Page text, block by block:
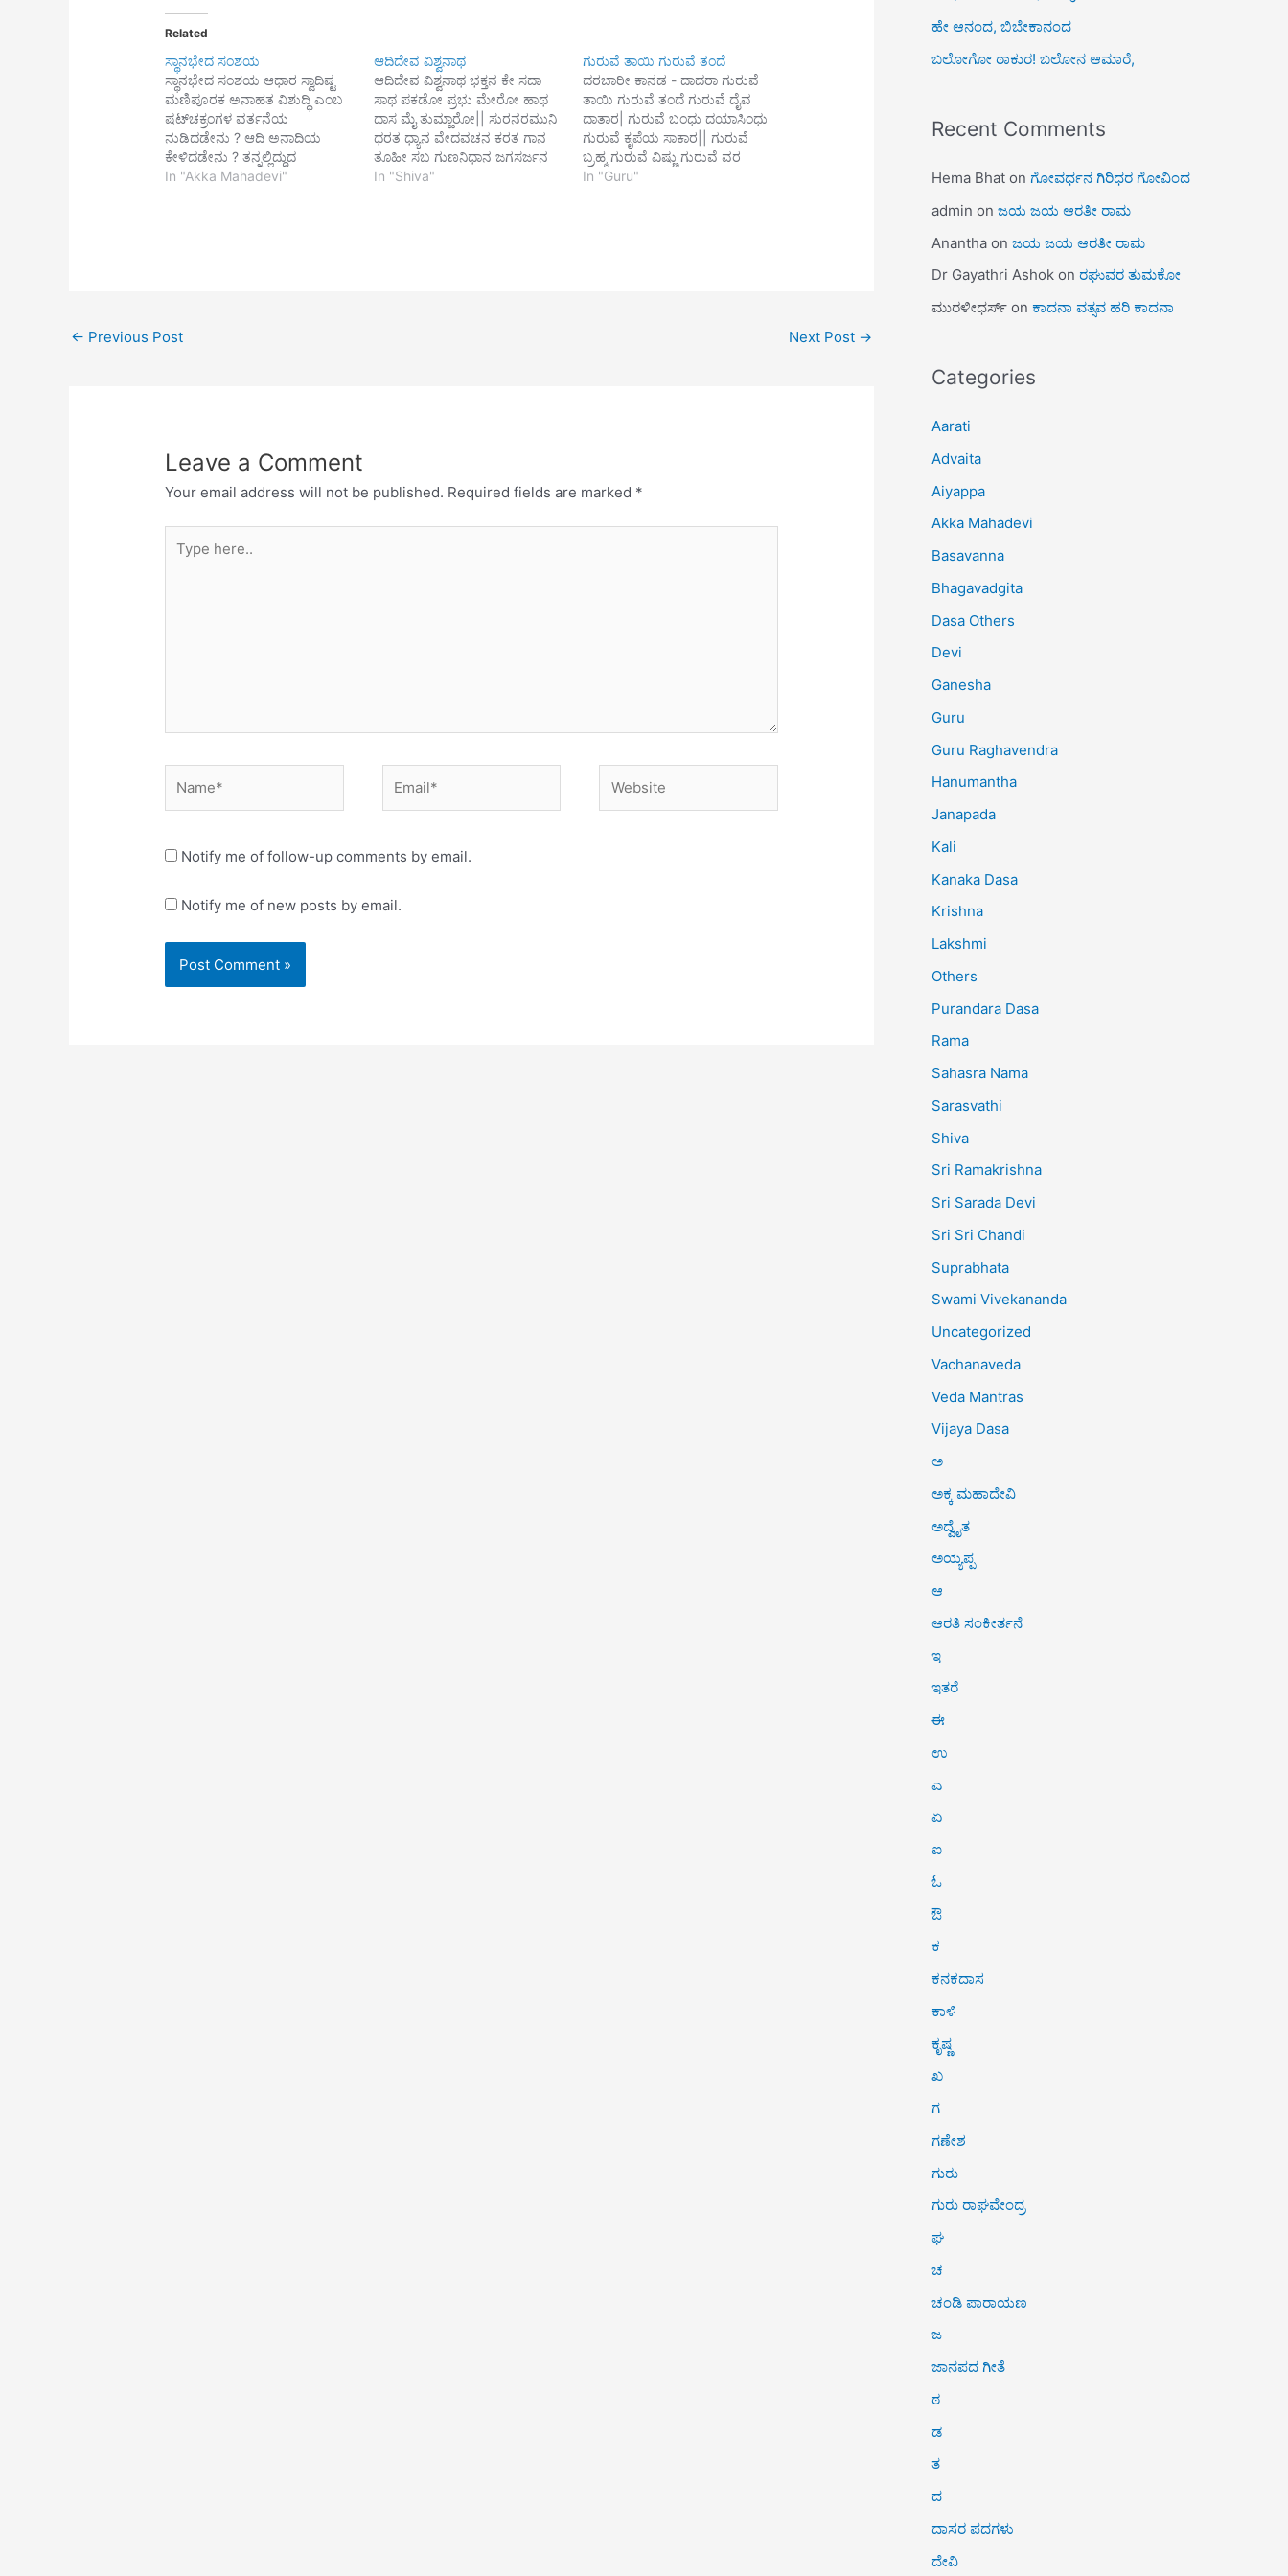
Related
ಸ್ಥಾನಭೇದ ಸಂಶಯ
ಸ್ಥಾನಭೇದ ಸಂಶಯ ಆಧಾರ ಸ್ವಾದಿಷ್ಟ
ಮಣಿಪೂರಕ ಅನಾಹತ ವಿಶುದ್ಧಿ ಎಂಬ
ಷಟ್‍ಚಕ್ರಂಗಳ ವರ್ತನೆಯ
ನುಡಿದಡೇನು ? ಆದಿ ಅನಾದಿಯ
ಕೇಳಿದಡೇನು ? ತನ್ನಲ್ಲಿದ್ದುದ
ತಾನರಿಯದನ್ನಕ್ಕ ಉನ್ಮನಿಯ ರಭಸದ
In "Akka Mahadevi"
ಆದಿದೇವ ವಿಶ್ವನಾಥ
ಆದಿದೇವ ವಿಶ್ವನಾಥ ಭಕ್ತನ ಕೇ ಸದಾ
ಸಾಥ ಪಕಡೋ ಪ್ರಭು ಮೇರೋ ಹಾಥ
ದಾಸ ಮೈ ತುಮ್ಹಾರೋ|| ಸುರನರಮುನಿ
ಧರತ ಧ್ಯಾನ ವೇದವಚನ ಕರತ ಗಾನ
ತೂಹೀ ಸಬ ಗುಣನಿಧಾನ ಜಗಸರ್ಜನ
ಹಾರೋ || ಪಾಪಹರಣ ತೇರೋ ನಾಮ
In "Shiva"
ಗುರುವೆ ತಾಯಿ ಗುರುವೆ ತಂದೆ
ದರಬಾರೀ ಕಾನಡ - ದಾದರಾ ಗುರುವೆ
ತಾಯಿ ಗುರುವೆ ತಂದೆ ಗುರುವೆ ದೈವ
ದಾತಾರ| ಗುರುವೆ ಬಂಧು ದಯಾಸಿಂಧು
ಗುರುವೆ ಕೃಪೆಯ ಸಾಕಾರ|| ಗುರುವೆ
ಬ್ರಹ್ಮ ಗುರುವೆ ವಿಷ್ಣು ಗುರುವೆ ವರ
ಮಹೇಶ್ವರ| ಗುರು ಪರತರ ಪರಬ್ರಹ್ಮ
In "Guru"
← Previous Post Next Post →
Leave a Comment
Your email address will not be published. Required fields are marked *
here..
Notify me of follow-up comments by email.
Notify me of new posts by email.
ಹೇ ಆನಂದ, ಬಿಬೇಕಾನಂದ
ಬಲೋಗೋ ಠಾಕುರ! ಬಲೋನ ಆಮಾರೆ,
Recent Comments
Hema Bhat on ಗೋವರ್ಧನ ಗಿರಿಧರ ಗೋವಿಂದ
admin on ಜಯ ಜಯ ಆರತೀ ರಾಮ
Anantha on ಜಯ ಜಯ ಆರತೀ ರಾಮ
Dr Gayathri Ashok on ರಘುವರ ತುಮಕೋ
ಮುರಳೀಧರ್ಸ್ on ಕಾದನಾ ವತ್ಸವ ಹರಿ ಕಾದನಾ
Categories
Aarati
Advaita
Aiyappa
Akka Mahadevi
Basavanna
Bhagavadgita
Dasa Others
Devi
Ganesha
Guru
Guru Raghavendra
Hanumantha
Janapada
Kali
Kanaka Dasa
Krishna
Lakshmi
Others
Purandara Dasa
Rama
Sahasra Nama
Sarasvathi
Shiva
Sri Ramakrishna
Sri Sarada Devi
Sri Sri Chandi
Suprabhata
Swami Vivekananda
Uncategorized
Vachanaveda
Veda Mantras
Vijaya Dasa
ಅ
ಅಕ್ಕ ಮಹಾದೇವಿ
ಅದ್ವೈತ
ಅಯ್ಯಪ್ಪ
ಆ
ಆರತಿ ಸಂಕೀರ್ತನೆ
ಇ
ಇತರೆ
ಈ
ಉ
ಎ
ಏ
ಐ
ಓ
ಔ
ಕ
ಕನಕದಾಸ
ಕಾಳಿ
ಕೃಷ್ಣ
ಖ
ಗ
ಗಣೇಶ
ಗುರು
ಗುರು ರಾಘವೇಂದ್ರ
ಘ
ಚ
ಚಂಡಿ ಪಾರಾಯಣ
ಜ
ಜಾನಪದ ಗೀತೆ
ಠ
ಡ
ತ
ದ
ದಾಸರ ಪದಗಳು
ದೇವಿ